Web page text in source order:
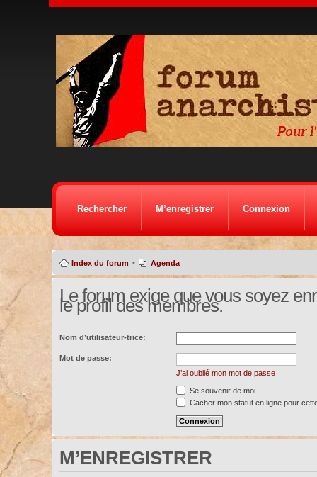
Rechercher M’enregistrer Connexion
Index du forum • Agenda
Le forum exige que vous soyez
le profil des membres.
Nom d’utilisateur-trice:
Mot de passe:
J’ai oublié mon mot de passe
Se souvenir de moi
Cacher mon statut en ligne pour
M’ENREGISTRER